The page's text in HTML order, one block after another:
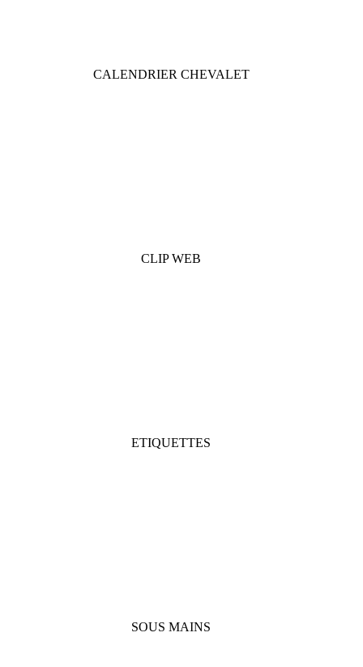
CALENDRIER CHEVALET
CLIP WEB
ETIQUETTES
SOUS MAINS